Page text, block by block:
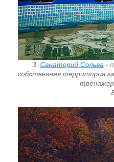
3. Санаторий Сольва -
собственная территория